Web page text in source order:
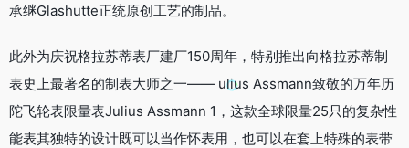
承继Glashutte正统原创工艺的制品。
此外为庆祝格拉苏蒂表厂建厂150周年，特别推出向格拉苏蒂制
表史上最著名的制表大师之一—— ulius Assmann致敬的万年历
陀飞轮表限量表Julius Assmann 1，这款全球限量25只的复杂性
能表其独特的设计既可以当作怀表用，也可以在套上特殊的表带